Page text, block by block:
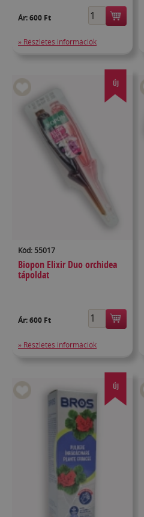
Ár:600 Ft
» Részletes információk
ÚJ
Kód: 55017
Biopon Elixir Duo orchidea
tápoldat
Ár:600 Ft
» Részletes információk
ÚJ